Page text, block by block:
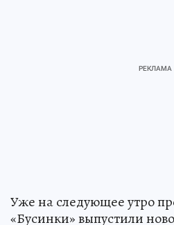
Уже на следующее утро
«Бусинки» выпустили